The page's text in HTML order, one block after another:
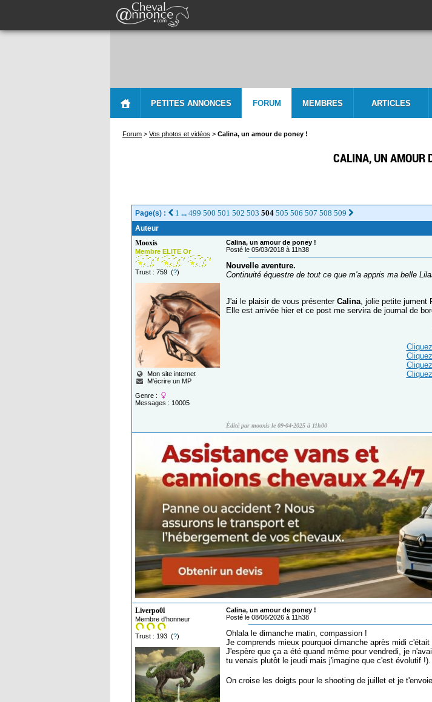
PETITES ANNONCES FORUM MEMBRES ARTICLES
Forum > Vos photos et vidéos > Calina, un amour de poney !
CALINA, UN AMOUR
Page(s) : 1 ... 499 500 501 502 503 504 505 506 507 508 509
Auteur
Mooxis
Membre ELITE Or
Trust : 759 (?)
Mon site internet
M'écrire un MP
Genre :
Messages : 10005
Calina, un amour de poney !
Posté le 05/03/2018 à 11h38
Nouvelle aventure.
Continuité équestre de tout ce que m'a appris ma belle
J'ai le plaisir de vous présenter Calina, jolie petite jument
Elle est arrivée hier et ce post me servira de journal de
Édité par mooxis le 09-04-2025 à 11h00
Liverpo0l
Membre d'honneur
Trust : 193 (?)
Calina, un amour de poney !
Posté le 08/06/2026 à 11h38
Ohlala le dimanche matin, compassion !
Je comprends mieux pourquoi dimanche après midi
J'espère que ça a été quand même pour vendredi, je
tu venais plutôt le jeudi mais j'imagine que c'est évolutif !).
On croise les doigts pour le shooting de juillet et je